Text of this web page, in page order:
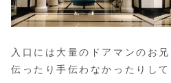
入口には大量のドアマンのお
伝ったり手伝わなかったりし